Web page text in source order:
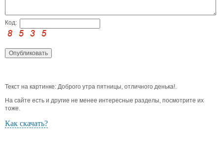
Код:
Текст на картинке: Доброго утра пятницы, отличного денька!.
На сайте есть и другие не менее интересные разделы, посмотрите их
тоже.
Как скачать?